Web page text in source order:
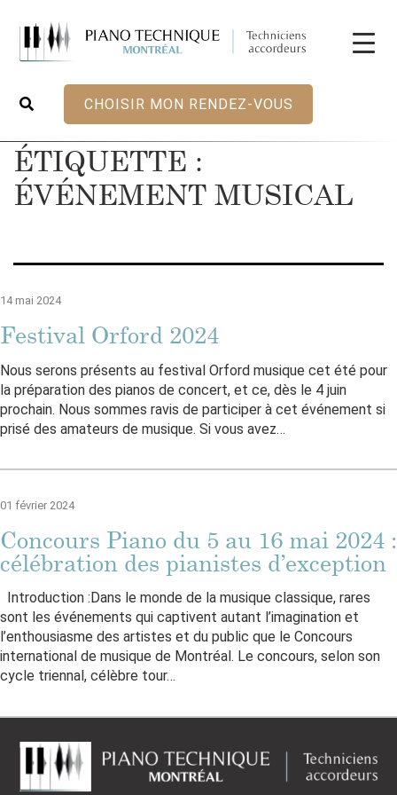
CHOISIR MON RENDEZ-VOUS
ÉTIQUETTE :
ÉVÉNEMENT MUSICAL
14 mai 2024
Festival Orford 2024
Nous serons présents au festival Orford musique cet été pour
la préparation des pianos de concert, et ce, dès le 4 juin
prochain. Nous sommes ravis de participer à cet événement si
prisé des amateurs de musique. Si vous avez…
01 février 2024
Concours Piano du 5 au 16 mai 2024 :
célébration des pianistes d’exception
Introduction :Dans le monde de la musique classique, rares
sont les événements qui captivent autant l’imagination et
l’enthousiasme des artistes et du public que le Concours
international de musique de Montréal. Le concours, selon son
cycle triennal, célèbre tour…